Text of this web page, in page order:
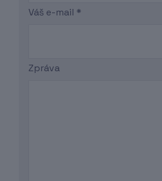
Váš e-mail *
Zpráva